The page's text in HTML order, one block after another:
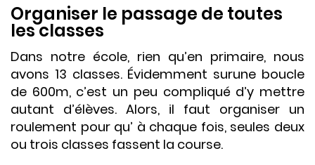
Organiser le passage de toutes
les classes
Dans notre école, rien qu’en primaire, nous
avons 13 classes. Évidemment surune boucle
de 600m, c’est un peu compliqué d’y mettre
autant d’élèves. Alors, il faut organiser un
roulement pour qu’ à chaque fois, seules deux
ou trois classes fassent la course.